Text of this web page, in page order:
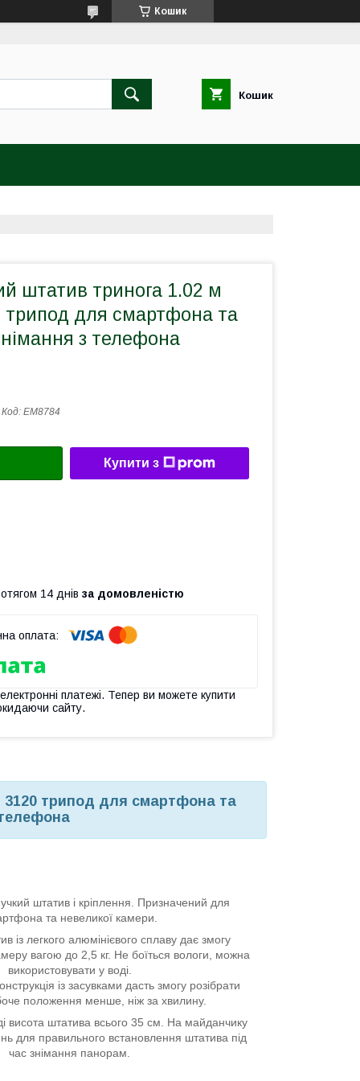
Кошик
Кошик
штатив тринога 1.02 м
трипод для смартфона та
з телефона
Код: EM8784
Купити з
14 днів за домовленістю
платежі. Тепер ви можете купити
сайту.
3120 трипод для смартфона та
штатив і кріплення. Призначений для
та невеликої камери.
із легкого алюмінієвого сплаву дає змогу
вагою до 2,5 кг. Не боїться вологи, можна
використовувати у воді.
із засувками дасть змогу розібрати
положення менше, ніж за хвилину.
висота штатива всього 35 см. На майданчику
для правильного встановлення штатива під
час знімання панорам.